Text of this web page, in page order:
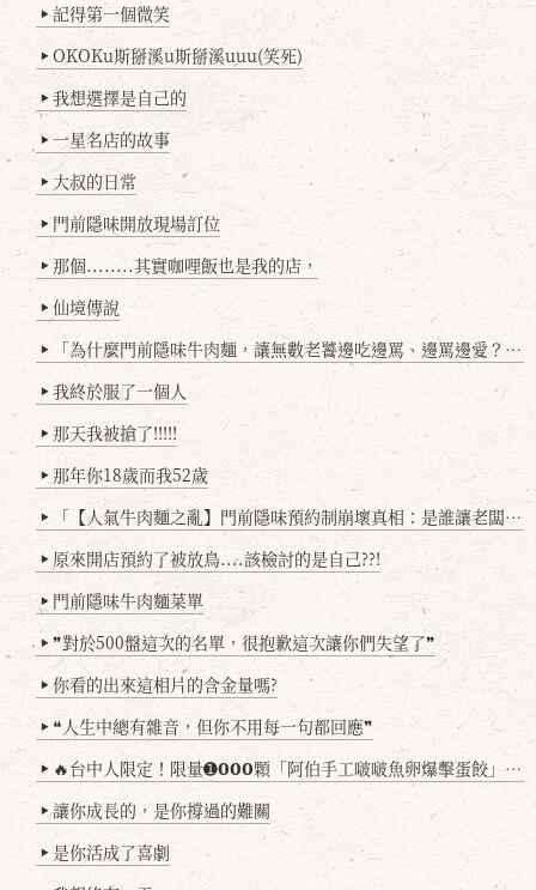
▶ 記得第一個微笑
▶ OKOKu斯掰溪u斯掰溪uuu(笑死)
▶ 我想選擇是自己的
▶ 一星名店的故事
▶ 大叔的日常
▶ 門前隱味開放現場訂位
▶ 那個........其實咖哩飯也是我的店，
▶ 仙境傳說
▶ 「為什麼門前隱味牛肉麵，讓無數老饕邊吃邊罵、邊罵邊愛？小辣雞揭密！」
▶ 我終於服了一個人
▶ 那天我被搶了!!!!!
▶ 那年你18歲而我52歲
▶ 「【人氣牛肉麵之亂】門前隱味預約制崩壞真相：是誰讓老闆心灰意冷？」
▶ 原來開店預約了被放鳥....該檢討的是自己??!
▶ 門前隱味牛肉麵菜單
▶ ❞對於500盤這次的名單，很抱歉這次讓你們失望了❞
▶ 你看的出來這相片的含金量嗎?
▶ ❝人生中總有雜音，但你不用每一句都回應❞
▶ 🔥台中人限定！限量➊𝟬𝟬𝟬顆「阿伯手工啵啵魚卵爆擊蛋餃」台北已被搶爆2萬顆，最後名額門前隱味只留給你！🥟💥
▶ 讓你成長的，是你撐過的難關
▶ 是你活成了喜劇